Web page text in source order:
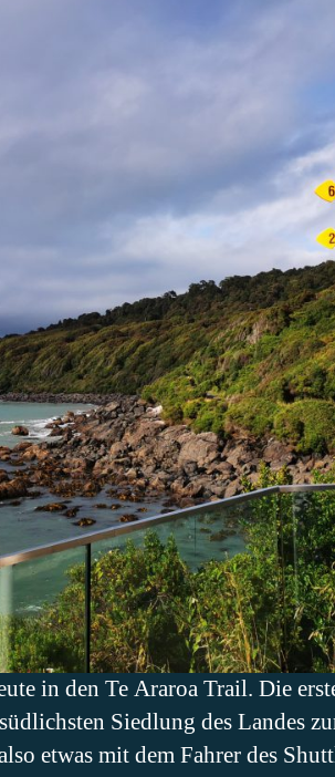
in den Te Araroa Trail. Die
Siedlung des Landes
etwas mit dem Fahrer des